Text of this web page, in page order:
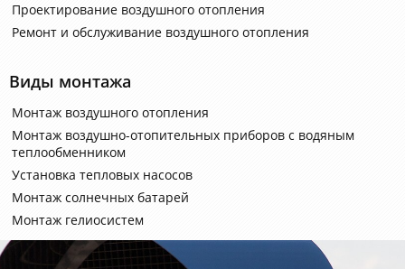
Проектирование воздушного отопления
Ремонт и обслуживание воздушного отопления
Виды монтажа
Монтаж воздушного отопления
Монтаж воздушно-отопительных приборов с водяным
теплообменником
Установка тепловых насосов
Монтаж солнечных батарей
Монтаж гелиосистем